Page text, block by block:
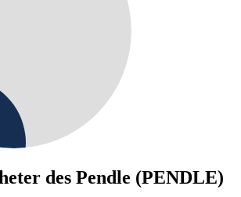
des Pendle (PENDLE)